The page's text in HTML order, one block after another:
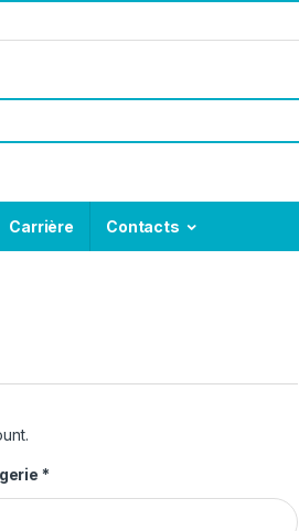
Carrière Contacts
*